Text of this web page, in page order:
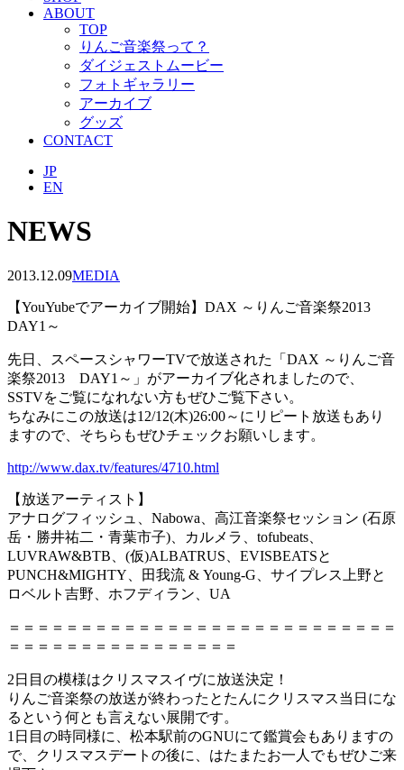
ABOUT
TOP
りんご音楽祭って？
ダイジェストムービー
フォトギャラリー
アーカイブ
グッズ
CONTACT
JP
EN
NEWS
2013.12.09MEDIA
【YouYubeでアーカイブ開始】DAX ～りんご音楽祭2013
DAY1～
先日、スペースシャワーTVで放送された「DAX ～りんご音
楽祭2013 DAY1～」がアーカイブ化されましたので、
SSTVをご覧になれない方もぜひご覧下さい。
ちなみにこの放送は12/12(木)26:00～にリピート放送もあり
ますので、そちらもぜひチェックお願いします。
http://www.dax.tv/features/4710.html
【放送アーティスト】
アナログフィッシュ、Nabowa、高江音楽祭セッション (石原
岳・勝井祐二・青葉市子)、カルメラ、tofubeats、
LUVRAW&BTB、(仮)ALBATRUS、EVISBEATSと
PUNCH&MIGHTY、田我流 & Young-G、サイプレス上野と
ロベルト吉野、ホフディラン、UA
＝＝＝＝＝＝＝＝＝＝＝＝＝＝＝＝＝＝＝＝＝＝＝＝＝＝＝
＝＝＝＝＝＝＝＝＝＝＝＝＝＝＝＝
2日目の模様はクリスマスイヴに放送決定！
りんご音楽祭の放送が終わったとたんにクリスマス当日にな
るという何とも言えない展開です。
1日目の時同様に、松本駅前のGNUにて鑑賞会もありますの
で、クリスマスデートの後に、はたまたお一人でもぜひご来